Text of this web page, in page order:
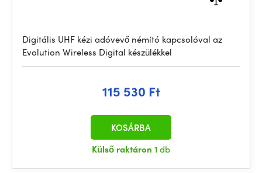
Digitális UHF kézi adóvevő némító kapcsolóval az
Evolution Wireless Digital készülékkel
115 530 Ft
Külső raktáron 1 db
KOSÁRBA